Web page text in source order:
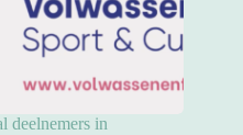
deelnemers in